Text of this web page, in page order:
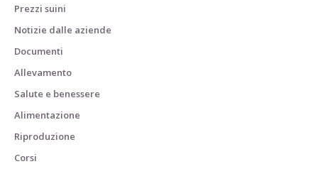
Prezzi suini
Notizie dalle aziende
Documenti
Allevamento
Salute e benessere
Alimentazione
Riproduzione
Corsi